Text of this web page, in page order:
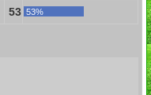
53 53%